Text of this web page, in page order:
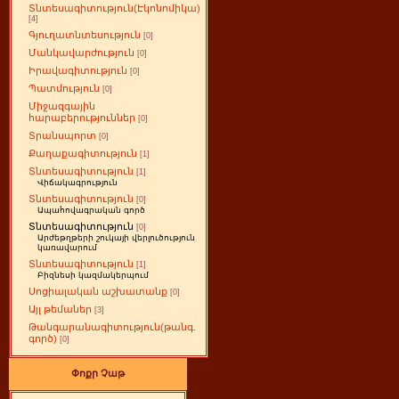
Տնտեսագիտություն(Էկոնոմիկա)
[4]
Գյուղատնտեսություն [0]
Մանկավարժություն [0]
Իրավագիտություն [0]
Պատմություն [0]
Միջազգային
հարաբերություններ [0]
Տրանսպորտ [0]
Քաղաքագիտություն [1]
Տնտեսագիտություն [1]
Վիճակագրություն
Տնտեսագիտություն [0]
Ապահովագրական գործ
Տնտեսագիտություն [0]
Արժեթղթերի շուկայի վերլուծություն
կառավարում
Տնտեսագիտություն [1]
Բիզնեսի կազմակերպում
Սոցիալական աշխատանք [0]
Այլ թեմաներ [3]
Թանգարանագիտություն(թանգ.
գործ) [0]
Փոքր Չաթ